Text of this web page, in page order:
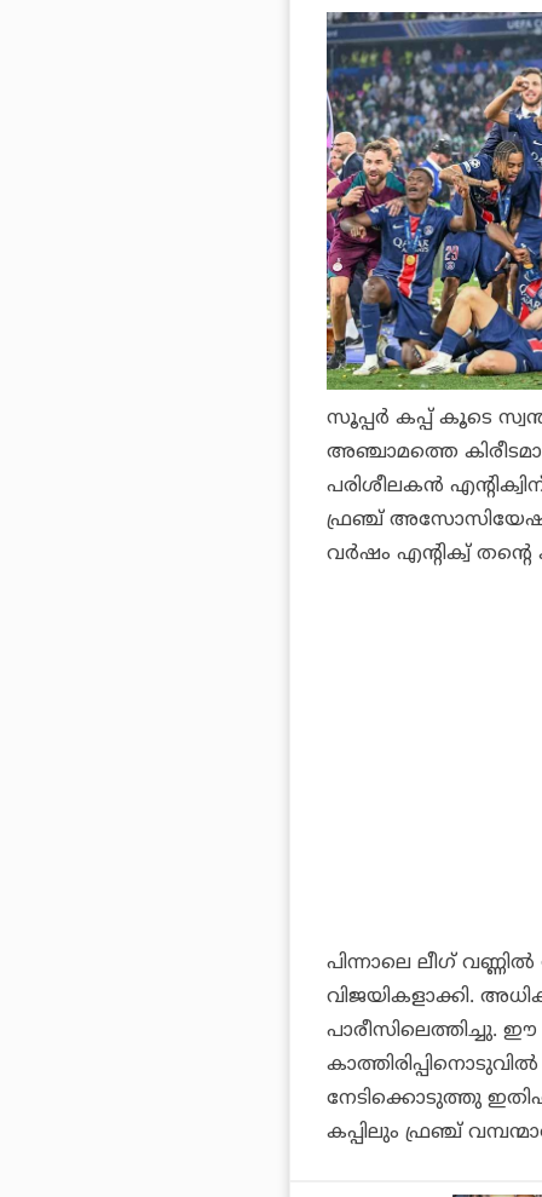
സൂപ്പര്‍ കപ്പ് കൂടെ
അഞ്ചാമത്തെ
പരിശീലകന്‍
ഫ്രഞ്ച്
വര്‍ഷം എന്റിക്വ് തന്റെ
പിന്നാലെ ലീഗ്
വിജയികളാക്കി.
പാരീസിലെത്തിച്ചു.
നേടിക്കൊടുത്തു
കപ്പിലും ഫ്രഞ്ച്